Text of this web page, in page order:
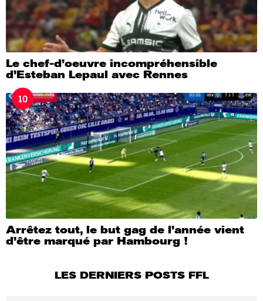
Le chef-d’oeuvre incompréhensible
d’Esteban Lepaul avec Rennes
10
Arrêtez tout, le but gag de l’année vient
d’être marqué par Hambourg !
LES DERNIERS POSTS FFL